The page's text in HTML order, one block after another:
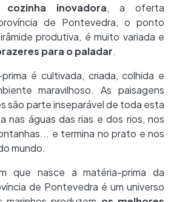
cozinha inovadora, a oferta
de Pontevedra, o ponto
produtiva, é muito variada e
para o paladar.
é cultivada, criada, colhida e
maravilhoso. As paisagens
são parte inseparável de toda esta
nas águas das rias e dos rios, nos
e termina no prato e nos
mundo.
que nasce a matéria-prima da
de Pontevedra é um universo